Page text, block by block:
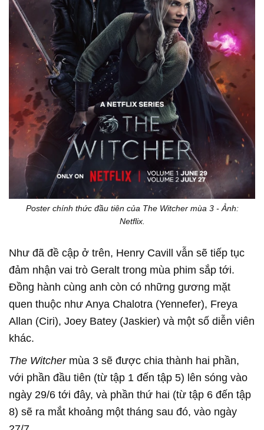
Poster chính thức đầu tiên của The Witcher mùa 3 - Ảnh:
Netflix.
Như đã đề cập ở trên, Henry Cavill vẫn sẽ tiếp tục
đảm nhận vai trò Geralt trong mùa phim sắp tới.
Đồng hành cùng anh còn có những gương mặt
quen thuộc như Anya Chalotra (Yennefer), Freya
Allan (Ciri), Joey Batey (Jaskier) và một số diễn viên
khác.
The Witchermùa 3 sẽ được chia thành hai phần,
với phần đầu tiên (từ tập 1 đến tập 5) lên sóng vào
ngày 29/6 tới đây, và phần thứ hai (từ tập 6 đến tập
8) sẽ ra mắt khoảng một tháng sau đó, vào ngày